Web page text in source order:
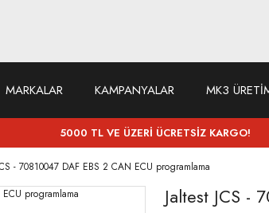
MARKALAR KAMPANYALAR MK3
5000 TL VE ÜZERİ ÜCRETSİZ KARGO!
- 70810047 DAF EBS 2 CAN ECU programlama
Jaltest JCS -